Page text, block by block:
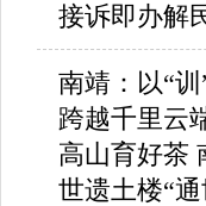
接诉即办解
南靖：以“
跨越千里云
高山育好茶
世遗土楼“